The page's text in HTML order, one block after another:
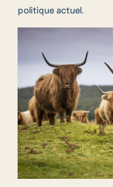
politique actuel.